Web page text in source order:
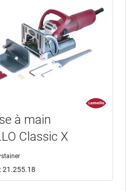
à main
Classic X
21.255.18